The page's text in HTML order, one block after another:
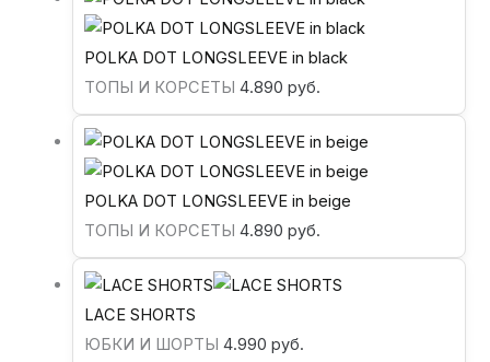
POLKA DOT LONGSLEEVE in black
ТОПЫ И КОРСЕТЫ4.890руб.
POLKA DOT LONGSLEEVE in beige
ТОПЫ И КОРСЕТЫ4.890руб.
LACE SHORTS
ЮБКИ И ШОРТЫ4.990руб.